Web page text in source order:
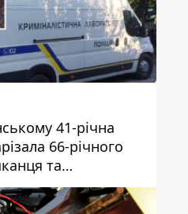
41-річна
66-річного
та
обманути